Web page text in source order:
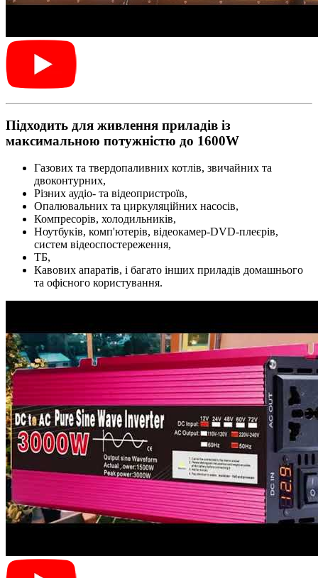
Підходить для живлення приладів із
максимальною потужністю до 1600W
Газових та твердопаливних котлів, звичайних та
двоконтурних,
Різних аудіо- та відеопристроїв,
Опалювальних та циркуляційних насосів,
Компресорів, холодильників,
Ноутбуків, комп'ютерів, відеокамер-DVD-плеєрів,
систем відеоспостереження,
ТБ,
Кавових апаратів, і багато інших приладів домашнього
та офісного користування.